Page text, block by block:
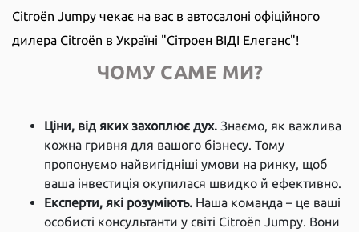
Citroën Jumpy чекає на вас в автосалоні офіційного
дилера Citroën в Україні "Сітроен ВІДІ Елеганс"!
ЧОМУ САМЕ МИ?
Ціни, від яких захоплює дух. Знаємо, як важлива
кожна гривня для вашого бізнесу. Тому
пропонуємо найвигідніші умови на ринку, щоб
ваша інвестиція окупилася швидко й ефективно.
Експерти, які розуміють. Наша команда – це ваші
особисті консультанти у світі Citroën Jumpy. Вони